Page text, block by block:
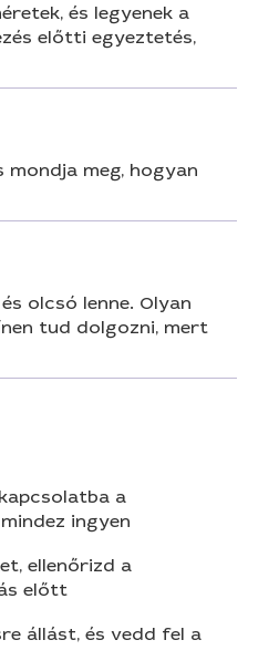
és legyenek a
előtti egyeztetés,
mondja meg, hogyan
olcsó lenne. Olyan
tud dolgozni, mert
a
ingyen
ellenőrizd a
előtt
állást, és vedd fel a